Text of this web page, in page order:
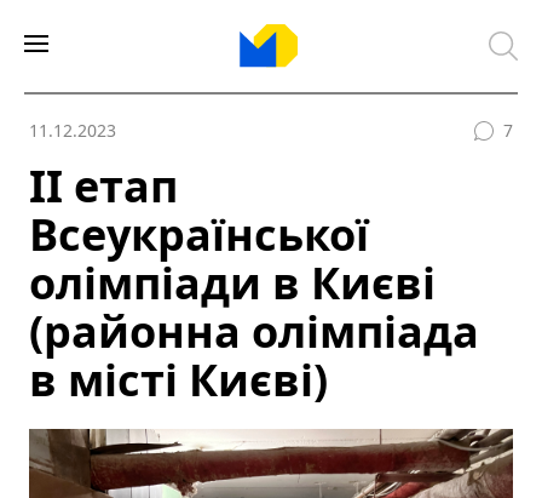
11.12.2023 7
ІІ етап
Всеукраїнської
олімпіади в Києві
(районна олімпіада
в місті Києві)